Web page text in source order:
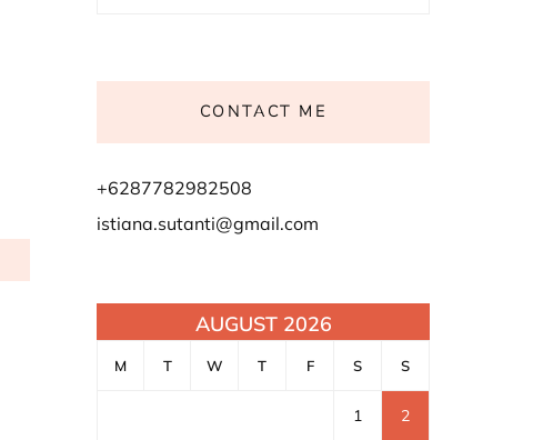
CONTACT ME
+6287782982508
istiana.sutanti@gmail.com
AUGUST 2026
M T W T F S S
1 2